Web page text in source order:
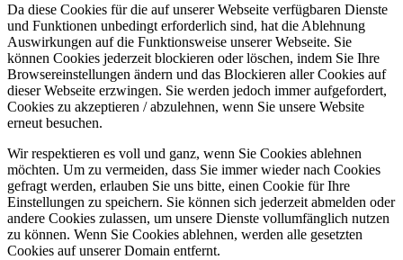
Da diese Cookies für die auf unserer Webseite verfügbaren Dienste
und Funktionen unbedingt erforderlich sind, hat die Ablehnung
Auswirkungen auf die Funktionsweise unserer Webseite. Sie
können Cookies jederzeit blockieren oder löschen, indem Sie Ihre
Browsereinstellungen ändern und das Blockieren aller Cookies auf
dieser Webseite erzwingen. Sie werden jedoch immer aufgefordert,
Cookies zu akzeptieren / abzulehnen, wenn Sie unsere Website
erneut besuchen.
Wir respektieren es voll und ganz, wenn Sie Cookies ablehnen
möchten. Um zu vermeiden, dass Sie immer wieder nach Cookies
gefragt werden, erlauben Sie uns bitte, einen Cookie für Ihre
Einstellungen zu speichern. Sie können sich jederzeit abmelden oder
andere Cookies zulassen, um unsere Dienste vollumfänglich nutzen
zu können. Wenn Sie Cookies ablehnen, werden alle gesetzten
Cookies auf unserer Domain entfernt.